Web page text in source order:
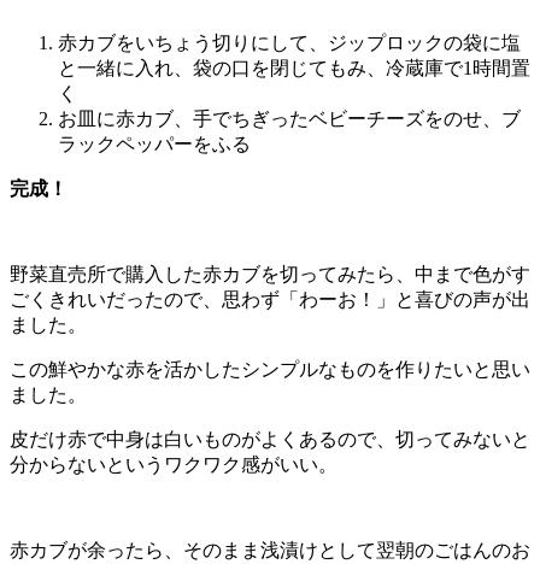
赤カブをいちょう切りにして、ジップロックの袋に塩
と一緒に入れ、袋の口を閉じてもみ、冷蔵庫で1時間置
く
お皿に赤カブ、手でちぎったベビーチーズをのせ、ブ
ラックペッパーをふる
完成！
野菜直売所で購入した赤カブを切ってみたら、中まで色がす
ごくきれいだったので、思わず「わーお！」と喜びの声が出
ました。
この鮮やかな赤を活かしたシンプルなものを作りたいと思い
ました。
皮だけ赤で中身は白いものがよくあるので、切ってみないと
分からないというワクワク感がいい。
赤カブが余ったら、そのまま浅漬けとして翌朝のごはんのお